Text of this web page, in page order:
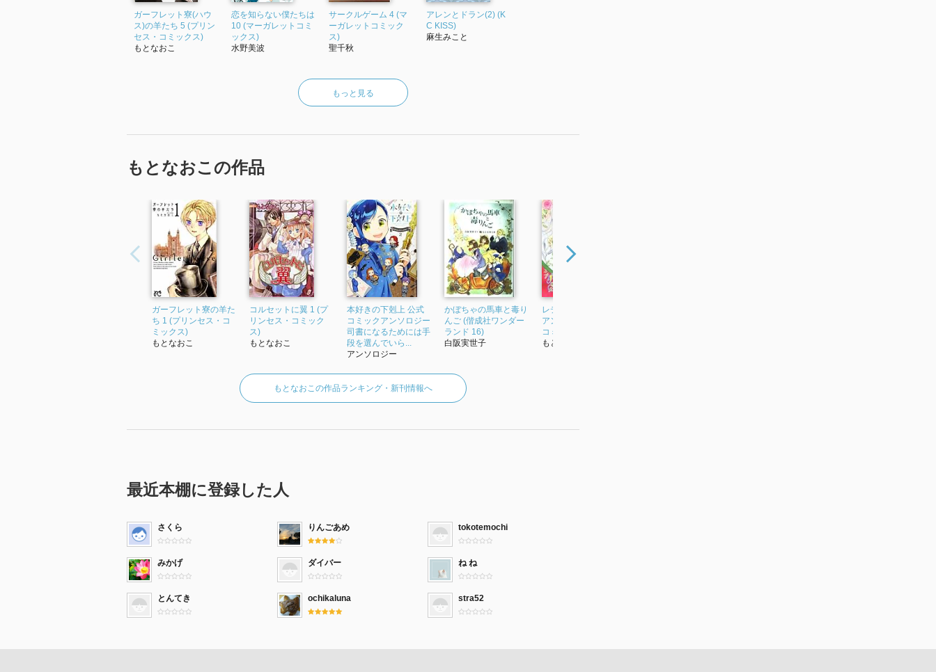
ガーフレット寮(ハウ
ス)の羊たち 5 (プリン
セス・コミックス)
もとなおこ
恋を知らない僕たちは
10 (マーガレットコミ
ックス)
水野美波
サークルゲーム 4 (マ
ーガレットコミック
ス)
聖千秋
アレンとドラン(2) (K
C KISS)
麻生みこと
もっと見る
もとなおこの作品
ガーフレット寮の羊た
ち 1 (プリンセス・コ
ミックス)
もとなおこ
コルセットに翼 1 (プ
リンセス・コミック
ス)
もとなおこ
本好きの下剋上 公式
コミックアンソロジー
司書になるためには手
段を選んでいら...
アンソロジー
かぼちゃの馬車と毒り
んご (偕成社ワンダー
ランド 16)
白阪実世子
レディー・ヴィクトリ
アン 1 (プリンセス・
コミックス)
もとなおこ
もとなおこの作品ランキング・新刊情報へ
最近本棚に登録した人
さくら りんごあめ tokotemochi
みかげ ダイバー ね ね
とんてき ochikaluna stra52